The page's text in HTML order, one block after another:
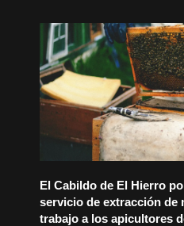
El Cabildo de El Hierro
servicio de extracción de
trabajo a los apicultores